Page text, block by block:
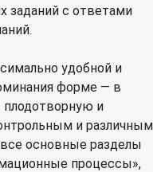
заданий c ответами
удобной и
форме — в
плодотворную и
и различным
основные разделы
процессы»,